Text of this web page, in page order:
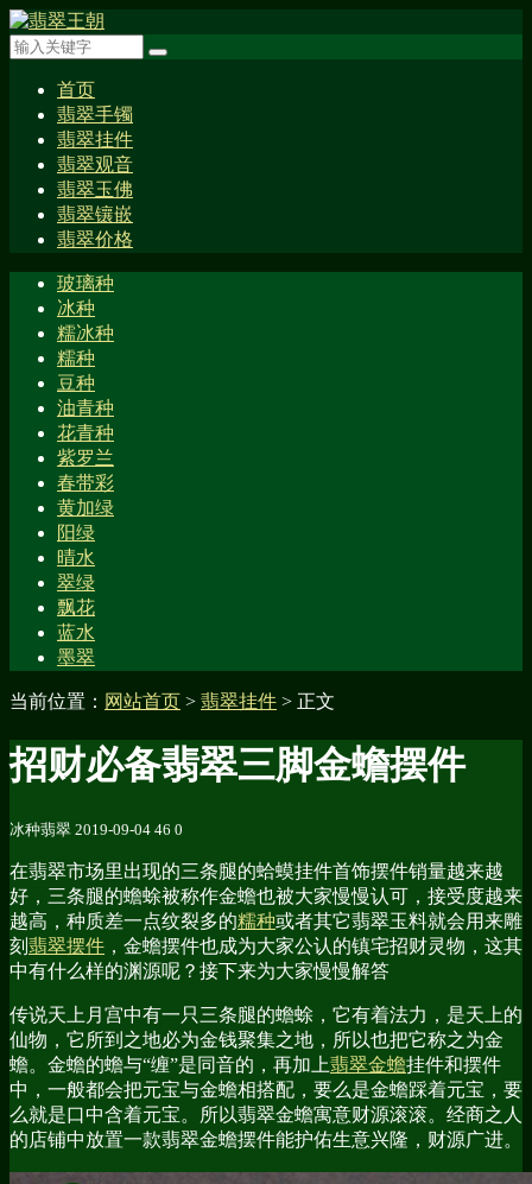
首页
翡翠手镯
翡翠挂件
翡翠观音
翡翠玉佛
翡翠镶嵌
翡翠价格
玻璃种
冰种
糯冰种
糯种
豆种
油青种
花青种
紫罗兰
春带彩
黄加绿
阳绿
晴水
翠绿
飘花
蓝水
墨翠
当前位置： 网站首页 > 翡翠挂件 > 正文
招财必备翡翠三脚金蟾摆件
冰种翡翠 2019-09-04 46 0
在翡翠市场里出现的三条腿的蛤蟆挂件首饰摆件销量越来越
好，三条腿的蟾蜍被称作金蟾也被大家慢慢认可，接受度越来
越高，种质差一点纹裂多的糯种或者其它翡翠玉料就会用来雕
刻 翡翠摆件 ，金蟾摆件也成为大家公认的镇宅招财灵物，这其
中有什么样的渊源呢？接下来为大家慢慢解答
传说天上月宫中有一只三条腿的蟾蜍，它有着法力，是天上的
仙物，它所到之地必为金钱聚集之地，所以也把它称之为金
蟾。金蟾的蟾与“缠”是同音的，再加上翡翠金蟾挂件和摆件
中，一般都会把元宝与金蟾相搭配，要么是金蟾踩着元宝，要
么就是口中含着元宝。所以翡翠金蟾寓意财源滚滚。经商之人
的店铺中放置一款翡翠金蟾摆件能护佑生意兴隆，财源广进。